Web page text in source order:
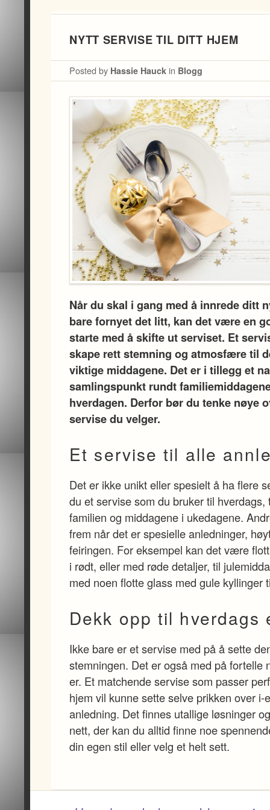
NYTT SERVISE TIL DITT HJEM
Posted by Hassie Hauck in Blogg
Når du skal i gang med å innrede ditt
bare fornyet det litt, kan det være en
starte med å skifte ut serviset. Et
skape rett stemning og atmosfære til
viktige middagene. Det er i tillegg et
samlingspunkt rundt
hverdagen. Derfor bør du tenke nøye
servise du velger.
Et servise til alle
Det er ikke unikt eller spesielt å ha flere
du et servise som du bruker til hverdags,
familien og middagene i ukedagene.
frem når det er spesielle anledninger,
feiringen. For eksempel kan det være
i rødt, eller med røde detaljer, til
med noen flotte glass med gule kyllinger
Dekk opp til hverdags
Ikke bare er et servise med på å sette
stemningen. Det er også med på fortelle
er. Et matchende servise som passer
hjem vil kunne sette selve prikken over i-
anledning. Det finnes utallige løsninger
nett, der kan du alltid finne noe
din egen stil eller velg et helt sett.